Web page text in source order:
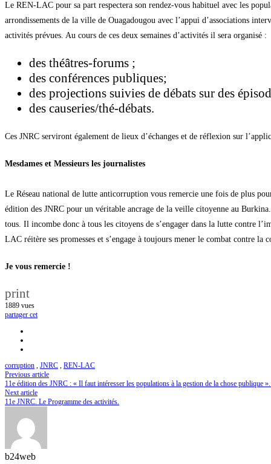
Le REN-LAC pour sa part respectera son rendez-vous habituel avec les
arrondissements de la ville de Ouagadougou avec l’appui d’associations
activités prévues. Au cours de ces deux semaines d’activités il sera organisé :
des théâtres-forums ;
des conférences publiques;
des projections suivies de débats sur des
des causeries/thé-débats.
Ces JNRC serviront également de lieux d’échanges et de réflexion sur
Mesdames et Messieurs les journalistes
Le Réseau national de lutte anticorruption vous remercie une fois de plus
édition des JNRC pour un véritable ancrage de la veille citoyenne au
tous. Il incombe donc à tous les citoyens de s’engager dans la lutte contre
LAC réitère ses promesses et s’engage à toujours mener le combat contre
Je vous remercie !
print
1889 vues
partager cet
corruption , JNRC , REN-LAC
Previous article
11e édition des JNRC : « Il faut intéresser les populations à la gestion de la chose
Next article
11e JNRC. Le Programme des activités.
b24web